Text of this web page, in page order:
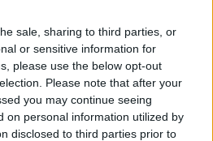
sale, sharing to third parties, or
or sensitive information for
please use the below opt-out
Please note that after your
you may continue seeing
on personal information utilized by
disclosed to third parties prior to